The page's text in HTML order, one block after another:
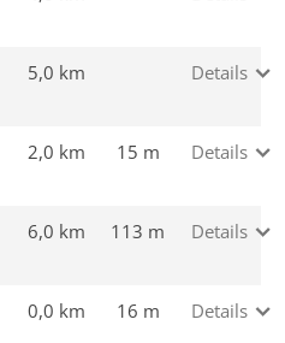
5,0 km Details
2,0 km 15 m Details
6,0 km 113 m Details
0,0 km 16 m Details